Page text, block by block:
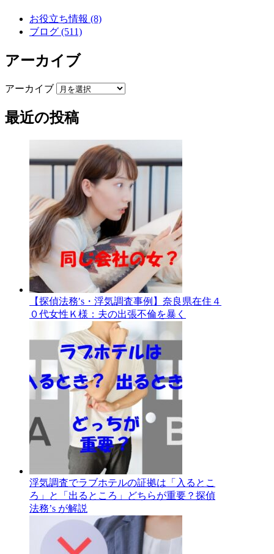
お役立ち情報 (8)
ブログ (511)
アーカイブ
アーカイブ
最近の投稿
【探偵法務′s・浮気調査事例】奈良県在住４
０代女性Ｋ様：夫の出張不倫を暴く
浮気調査でラブホテルの証拠は「入るとこ
ろ」と「出るところ」どちらが重要？探偵
法務’s が解説